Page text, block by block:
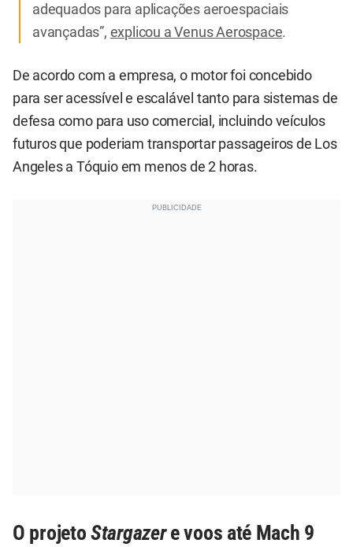
adequados para aplicações aeroespaciais
avançadas”, explicou a Venus Aerospace.
De acordo com a empresa, o motor foi concebido
para ser acessível e escalável tanto para sistemas de
defesa como para uso comercial, incluindo veículos
futuros que poderiam transportar passageiros de Los
Angeles a Tóquio em menos de 2 horas.
O projeto Stargazere voos até Mach 9